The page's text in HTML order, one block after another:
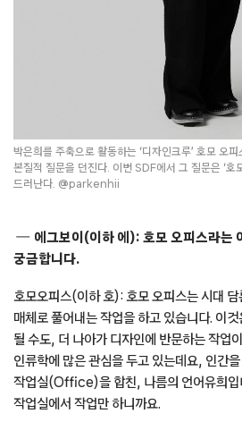
박은희를 주축으로 활동하는 ‘디자인크루’ 호모 오
본질적 질문을 던진다. 이번 SDF에서 그 질문은 ‘호
드러난다. @parkenhii
에그보이(이하 에): 호모 오피스라는
궁금합니다.
호모오피스(이하 호): 호모 오피스는 시대
매체로 풀어내는 작업을 하고 있습니다. 이것
될 수도, 더 나아가 디자인에 반문하는 작업
인류학에 많은 관심을 두고 있는데요, 인간
작업실(Office)을 합친, 나름의 언어유희입
작업실에서 작업만 하니까요.